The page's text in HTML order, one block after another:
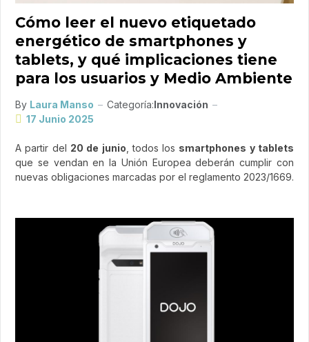
Cómo leer el nuevo etiquetado
energético de smartphones y
tablets, y qué implicaciones tiene
para los usuarios y Medio Ambiente
By Laura Manso Categoría:Innovación
17 Junio 2025
A partir del 20 de junio , todos los smartphones y tablets
que se vendan en la Unión Europea deberán cumplir con
nuevas obligaciones marcadas por el reglamento 2023/1669.